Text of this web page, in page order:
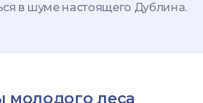
в шуме настоящего Дублина.
молодого леса